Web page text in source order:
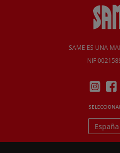
SAME ES UNA
NIF
España